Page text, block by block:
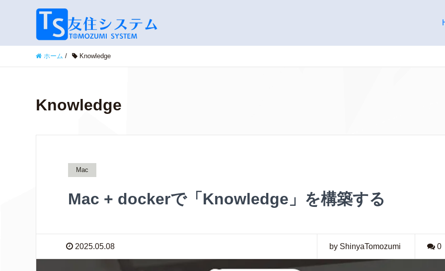
ホーム / Knowledge
Knowledge
Mac
Mac + dockerで「Knowledge」を構築する
2025.05.08 by ShinyaTomozumi 0